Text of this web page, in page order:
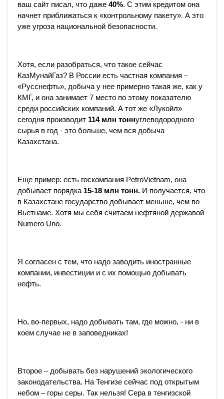
ваш сайт писал, что даже 40%. С этим кредитом она
начнет приближаться к «контрольному пакету». А это
уже угроза национальной безопасности.
Хотя, если разобраться, что такое сейчас
КазМунайГаз? В России есть частная компания –
«Русснефть», добыча у нее примерно такая же, как у
КМГ, и она занимает 7 место по этому показателю
среди российских компаний. А тот же «Лукойл»
сегодня производит 114 млн тоннуглеводородного
сырья в год - это больше, чем вся добыча
Казахстана.
Еще пример: есть госкомпания PetroVietnam, она
добывает порядка 15-18 млн тонн. И получается, что
в Казахстане государство добывает меньше, чем во
Вьетнаме. Хотя мы себя считаем нефтяной державой
Numero Uno.
Я согласен с тем, что надо заводить иностранные
компании, инвестиции и с их помощью добывать
нефть.
Но, во-первых, надо добывать там, где можно, - ни в
коем случае не в заповедниках!
Второе – добывать без нарушений экологического
законодательства. На Тенгизе сейчас под открытым
небом – горы серы. Так нельзя! Сера в тенгизской